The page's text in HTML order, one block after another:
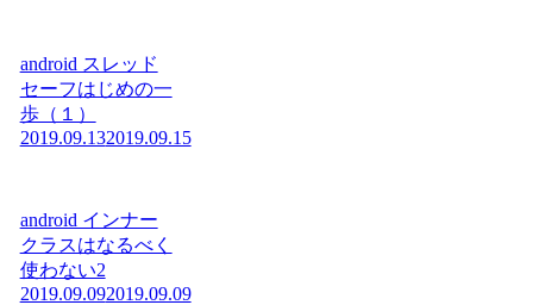
android スレッド
セーフはじめの一
歩（１）
2019.09.132019.09.15
android インナー
クラスはなるべく
使わない2
2019.09.092019.09.09